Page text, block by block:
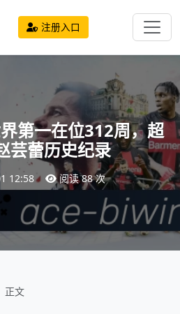
注册入口
第一在位312周，超
芸蕾历史纪录
12:58 阅读 88 次
正文